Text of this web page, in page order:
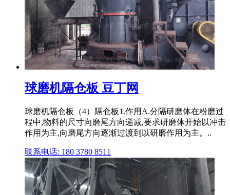
球磨机隔仓板 豆丁网
球磨机隔仓板（4）隔仓板1.作用A.分隔研磨体在粉磨过
程中,物料的尺寸向磨尾方向递减,要求研磨体开始以冲击
作用为主,向磨尾方向逐渐过渡到以研磨作用为主。..
联系电话: 180 3780 8511